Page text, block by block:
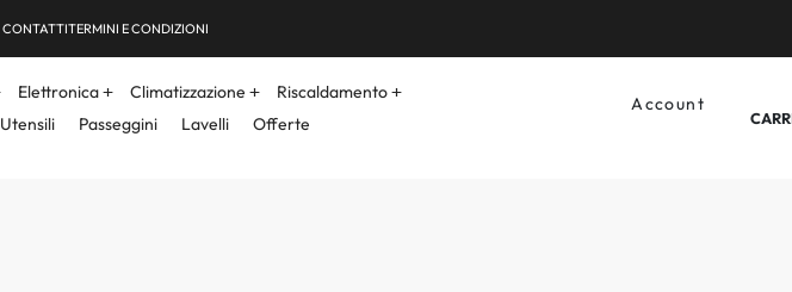
CONTATTITERMINI E CONDIZIONI
Elettronica Climatizzazione
Riscaldamento
Utensili Passeggini Lavelli Offerte
Account